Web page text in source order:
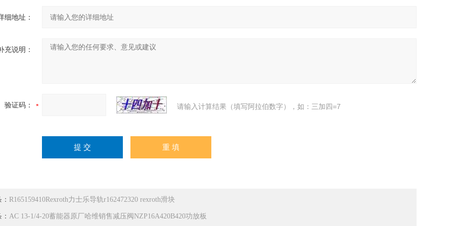
细地址：
充说明：
验证码： 请输入计算结果（填写阿拉伯数字），如：三加四=7
R165159410Rexroth力士乐导轨r162472320 rexroth滑块
AC 13-1/4-20蓄能器原厂哈维销售减压阀NZP16A420B420功放板